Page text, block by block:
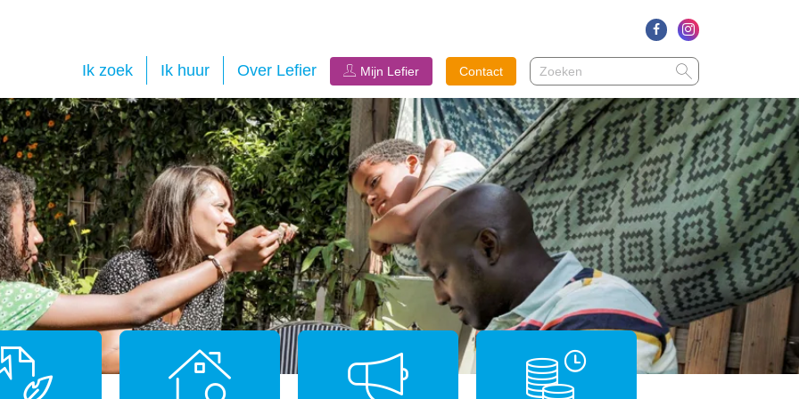
Ik zoek Ik huur Over Lefier Mijn Lefier Zoeken
Zoeken
Contact